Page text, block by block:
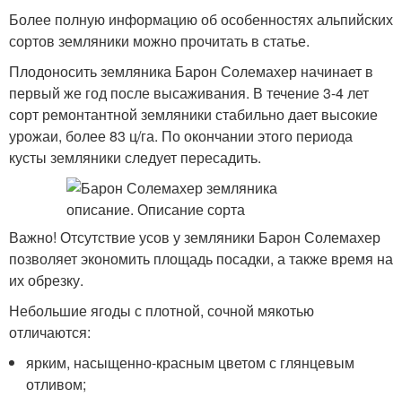
Более полную информацию об особенностях альпийских
сортов земляники можно прочитать в статье.
Плодоносить земляника Барон Солемахер начинает в
первый же год после высаживания. В течение 3-4 лет
сорт ремонтантной земляники стабильно дает высокие
урожаи, более 83 ц/га. По окончании этого периода
кусты земляники следует пересадить.
Важно! Отсутствие усов у земляники Барон Солемахер
позволяет экономить площадь посадки, а также время на
их обрезку.
Небольшие ягоды с плотной, сочной мякотью
отличаются:
ярким, насыщенно-красным цветом с глянцевым
отливом;